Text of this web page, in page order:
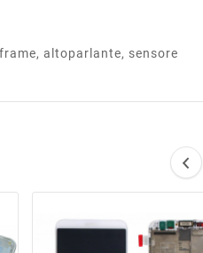
altoparlante, sensore